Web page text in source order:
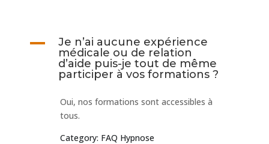
A
Je n’ai aucune expérience
médicale ou de relation
d’aide puis-je tout de même
participer à vos formations ?
Oui, nos formations sont accessibles à
tous.
Category: FAQ Hypnose